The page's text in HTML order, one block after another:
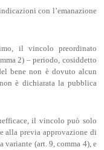
con l’emanazione
il vincolo preordinato
2) – periodo, cosiddetto
bene non è dovuto alcun
è dichiarata la pubblica
il vincolo può solo
alla previa approvazione di
variante (art. 9, comma 4), e